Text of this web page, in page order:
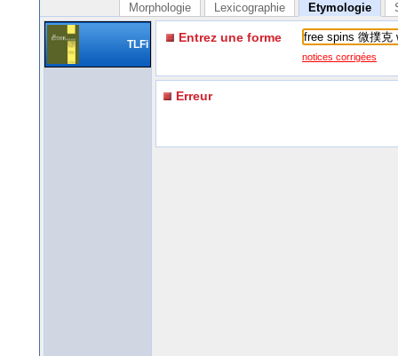
Morphologie Lexicographie Etymologie
TLFi Entrez une forme
notices corrigées
Erreur